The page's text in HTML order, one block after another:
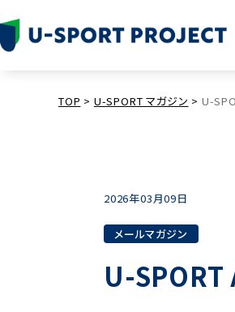
TOP > U-SPORT マガジン > U-
2026年03月09日
メールマガジン
U-